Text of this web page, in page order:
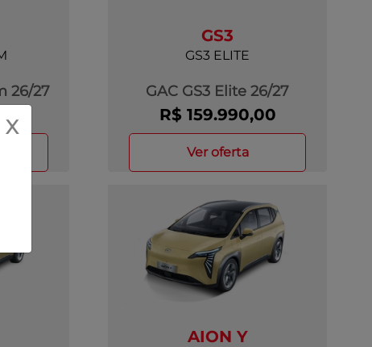
26/27
GS3
GS3 ELITE
GAC GS3 Elite 26/27
R$ 159.990,00
ver oferta
AION Y
X